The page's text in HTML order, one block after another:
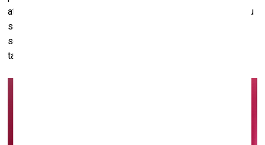
attieksme pret pasākumiem pandēmijas ierobežošanai būtu
savādāka, ja visvairāk skartie būtu gados jaunie, nevis
seniori. Līdzīga ignorance pret sociāli marginālām grupām
taču bija vērojama arī AIDS epidēmijas aizsākumos.